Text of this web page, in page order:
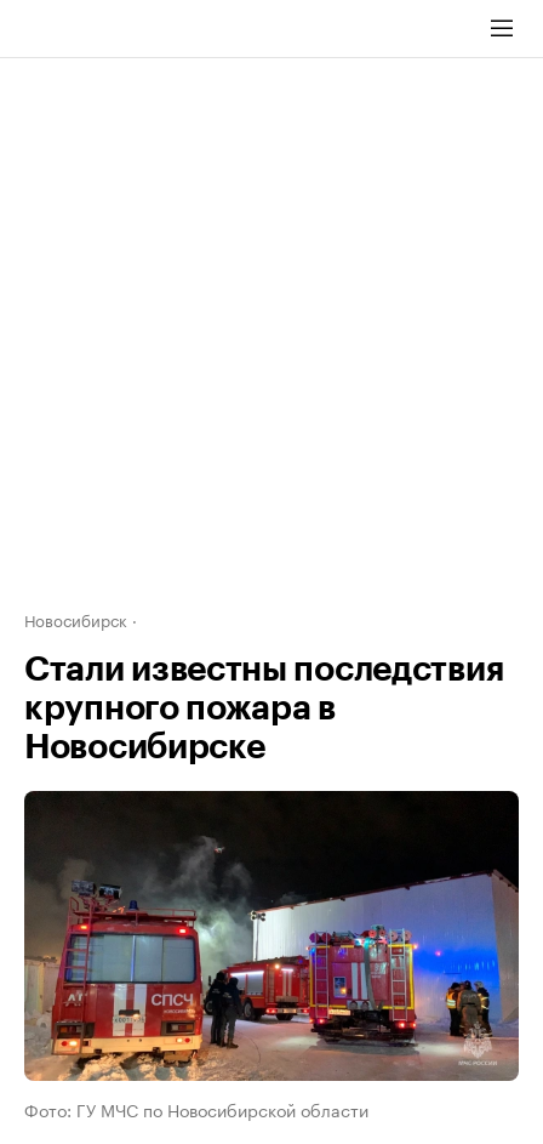
Новосибирск
Стали известны последствия
крупного пожара в
Новосибирске
Фото: ГУ МЧС по Новосибирской области